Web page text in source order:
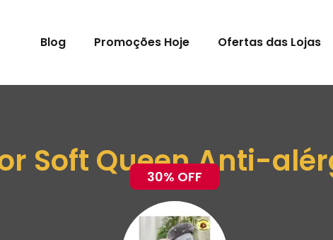
Blog Promoções Hoje Ofertas das Lojas
Soft Queen Anti-
30% OFF